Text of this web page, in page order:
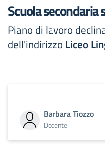
Scuola secondaria
Piano di lavoro
dell'indirizzo Liceo
Barbara Tiozzo
Docente